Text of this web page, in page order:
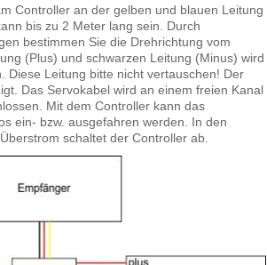
Controller an der gelben und blauen Leitung
bis zu 2 Meter lang sein. Durch
bestimmen Sie die Drehrichtung vom
(Plus) und schwarzen Leitung (Minus) wird
Diese Leitung bitte nicht vertauschen! Der
Das Servokabel wird an einem freien Kanal
Mit dem Controller kann das
ein- bzw. ausgefahren werden. In den
schaltet der Controller ab.